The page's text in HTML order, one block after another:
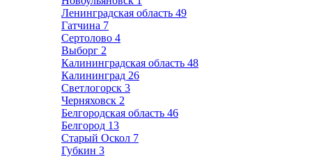
Ленинградская область 49
Гатчина 7
Сертолово 4
Выборг 2
Калининградская область 48
Калининград 26
Светлогорск 3
Черняховск 2
Белгородская область 46
Белгород 13
Старый Оскол 7
Губкин 3